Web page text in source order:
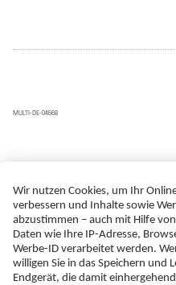
MULTI-DE-04668